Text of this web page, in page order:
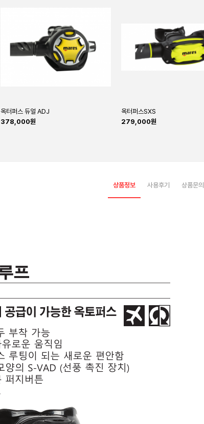
옥터퍼스 듀얼 ADJ
378,000원
옥터퍼스SXS
279,000원
상품정보 사용후기 상품문의